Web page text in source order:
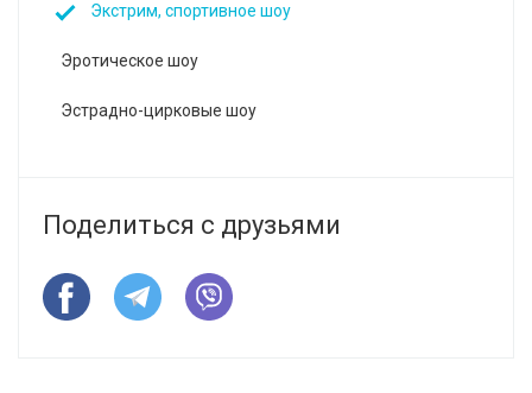
Экстрим, спортивное шоу
Эротическое шоу
Эстрадно-цирковые шоу
Поделиться с друзьями